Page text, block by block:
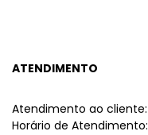
ATENDIMENTO
Atendimento ao cliente:
Horário de